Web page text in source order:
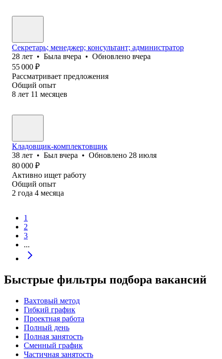
Секретарь; менеджер; консультант; администратор
28 лет • Была вчера • Обновлено вчера
55 000 ₽
Рассматривает предложения
Общий опыт
8 лет 11 месяцев
Кладовщик-комплектовщик
38 лет • Был вчера • Обновлено 28 июля
80 000 ₽
Активно ищет работу
Общий опыт
2 года 4 месяца
1
2
3
...
Быстрые фильтры подбора вакансий
Вахтовый метод
Гибкий график
Проектная работа
Полный день
Полная занятость
Сменный график
Частичная занятость